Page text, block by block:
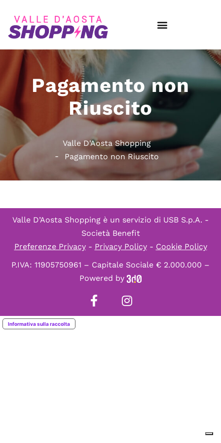
Pagamento non
Riuscito
Valle D'Aosta Shopping
Pagamento non Riuscito
Valle D’Aosta Shopping è un servizio di USB S.p.A. -
Società Benefit
Preferenze Privacy- Privacy Policy- Cookie Policy
P.IVA: 11905750961 – Capitale Sociale € 2.000.000 –
Powered by
Informativa sulla raccolta